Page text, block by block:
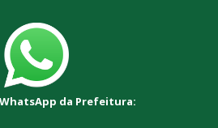
da Prefeitura: